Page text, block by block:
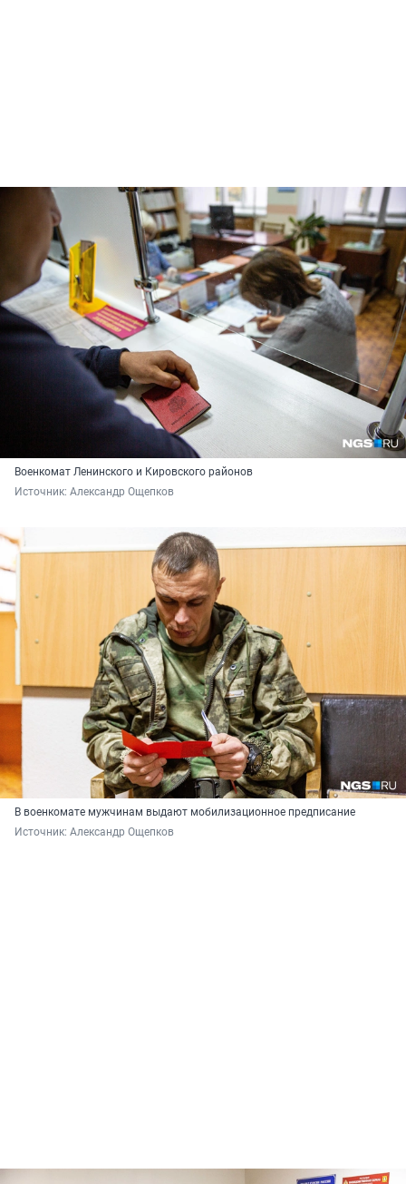
Военкомат Ленинского и Кировского районов
Источник: Александр Ощепков
В военкомате мужчинам выдают мобилизационное предписание
Источник: Александр Ощепков